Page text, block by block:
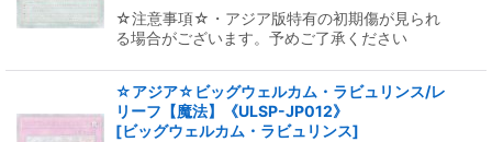
☆注意事項☆・アジア版特有の初期傷が見られ
る場合がございます。予めご了承ください
☆アジア☆ビッグウェルカム・ラビュリンス/レ
リーフ【魔法】《ULSP-JP012》
[ビッグウェルカム・ラビュリンス]